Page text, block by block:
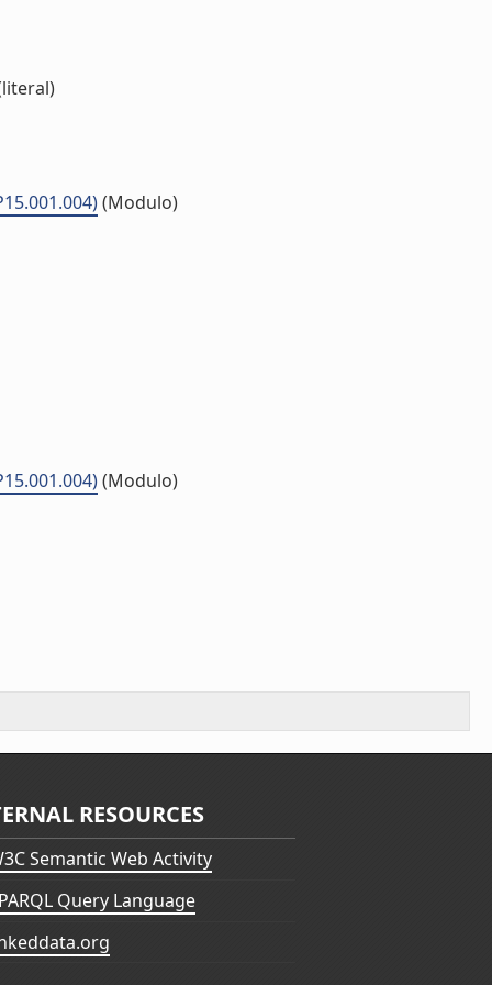
(Modulo)
(Modulo)
RESOURCES
Semantic Web Activity
Query Language